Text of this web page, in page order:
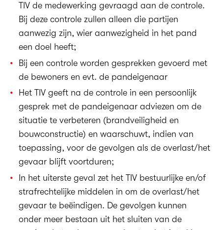
TIV de medewerking gevraagd aan de controle.
Bij deze controle zullen alleen die partijen
aanwezig zijn, wier aanwezigheid in het pand
een doel heeft;
Bij een controle worden gesprekken gevoerd met
de bewoners en evt. de pandeigenaar
Het TIV geeft na de controle in een persoonlijk
gesprek met de pandeigenaar adviezen om de
situatie te verbeteren (brandveiligheid en
bouwconstructie) en waarschuwt, indien van
toepassing, voor de gevolgen als de overlast/het
gevaar blijft voortduren;
In het uiterste geval zet het TIV bestuurlijke en/of
strafrechtelijke middelen in om de overlast/het
gevaar te beëindigen. De gevolgen kunnen
onder meer bestaan uit het sluiten van de